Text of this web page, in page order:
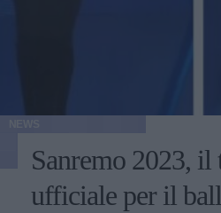
Sanremo 2023, il
ufficiale per il